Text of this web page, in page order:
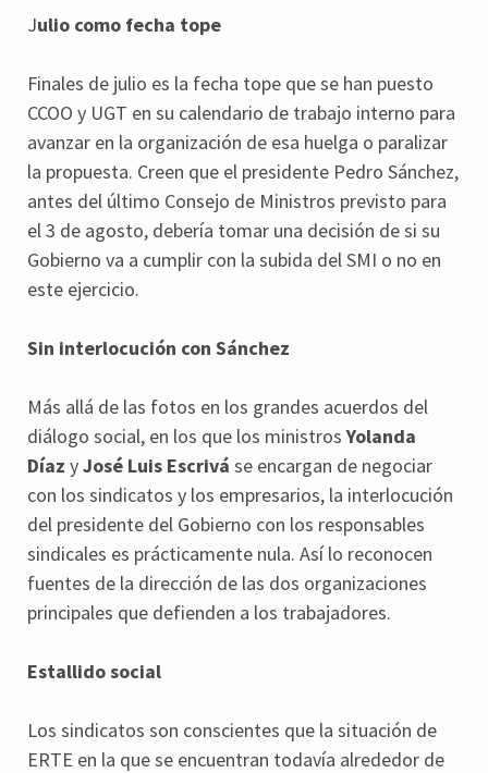
Julio como fecha tope
Finales de julio es la fecha tope que se han puesto
CCOO y UGT en su calendario de trabajo interno para
avanzar en la organización de esa huelga o paralizar
la propuesta. Creen que el presidente Pedro Sánchez,
antes del último Consejo de Ministros previsto para
el 3 de agosto, debería tomar una decisión de si su
Gobierno va a cumplir con la subida del SMI o no en
este ejercicio.
Sin interlocución con Sánchez
Más allá de las fotos en los grandes acuerdos del
diálogo social, en los que los ministrosYolanda
Díaz yJosé Luis Escrivá se encargan de negociar
con los sindicatos y los empresarios, la interlocución
del presidente del Gobierno con los responsables
sindicales es prácticamente nula. Así lo reconocen
fuentes de la dirección de las dos organizaciones
principales que defienden a los trabajadores.
Estallido social
Los sindicatos son conscientes que la situación de
ERTE en la que se encuentran todavía alrededor de